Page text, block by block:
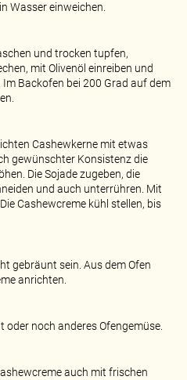
Wasser einweichen.
und trocken tupfen,
mit Olivenöl einreiben und
Backofen bei 200 Grad auf dem
Cashewkerne mit etwas
gewünschter Konsistenz die
Die Sojade zugeben, die
und auch unterrühren. Mit
Cashewcreme kühl stellen, bis
gebräunt sein. Aus dem Ofen
anrichten.
oder noch anderes Ofengemüse.
auch mit frischen